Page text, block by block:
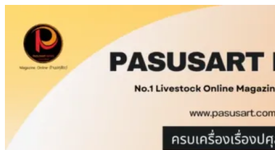
content